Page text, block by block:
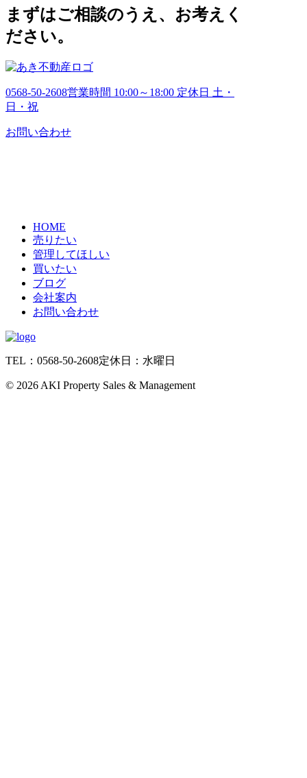
ブ
まずはご相談のうえ、お考えく
ださい。
0568-50-2608営業時間 10:00～18:00 定休日 土・
日・祝
お問い合わせ
HOME
売りたい
管理してほしい
買いたい
ブログ
会社案内
お問い合わせ
TEL：0568-50-2608定休日：水曜日
© 2026 AKI Property Sales & Management